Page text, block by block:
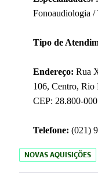
Fonoaudiologia /
Tipo de
Endereço: Rua
106, Centro, Rio
CEP: 28.800-
Telefone: (021)
NOVAS AQUISIÇÕES